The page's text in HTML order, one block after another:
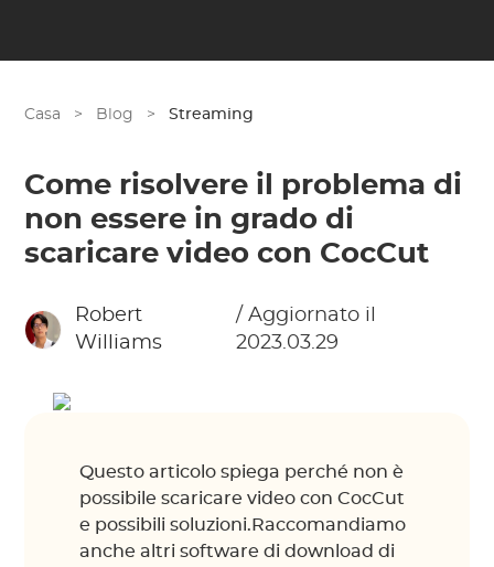
Casa > Blog > Streaming
Come risolvere il problema di
non essere in grado di
scaricare video con CocCut
Robert
Williams
/ Aggiornato il
2023.03.29
Questo articolo spiega perché non è
possibile scaricare video con CocCut
e possibili soluzioni.Raccomandiamo
anche altri software di download di